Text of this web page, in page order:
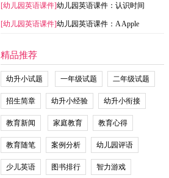
[幼儿园英语课件]幼儿园英语课件：认识时间
[幼儿园英语课件]幼儿园英语课件：A Apple
精品推荐
幼升小试题 一年级试题 二年级试题
招生简章 幼升小经验 幼升小衔接
教育新闻 家庭教育 教育心得
教育随笔 案例分析 幼儿园评语
少儿英语 图书排行 智力游戏